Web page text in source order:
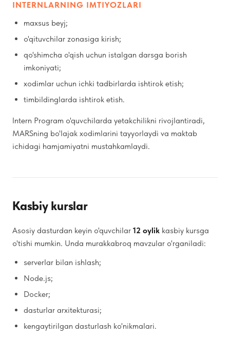
INTERNLARNING IMTIYOZLARI
maxsus beyj;
o'qituvchilar zonasiga kirish;
qo'shimcha o'qish uchun istalgan darsga borish
imkoniyati;
xodimlar uchun ichki tadbirlarda ishtirok etish;
timbildinglarda ishtirok etish.
Intern Program o'quvchilarda yetakchilikni rivojlantiradi,
MARSning bo'lajak xodimlarini tayyorlaydi va maktab
ichidagi hamjamiyatni mustahkamlaydi.
Kasbiy kurslar
Asosiy dasturdan keyin o'quvchilar 12 oylik kasbiy kursga
o'tishi mumkin. Unda murakkabroq mavzular o'rganiladi:
serverlar bilan ishlash;
Node.js;
Docker;
dasturlar arxitekturasi;
kengaytirilgan dasturlash ko'nikmalari.